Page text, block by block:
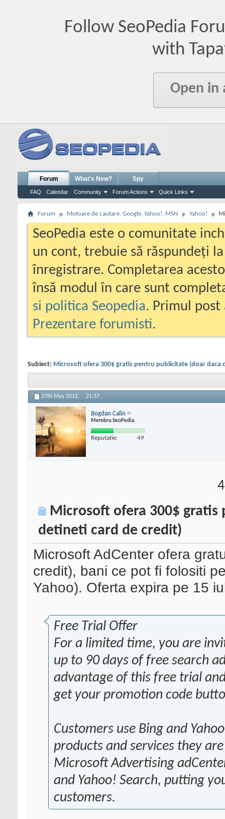
Follow SeoPedia
with
Open in
Forum
FAQ Calendar Community Forum Actions Quick Links
What's New? Spy
Forum Motoare de cautare. Google, Yahoo!, MSN Yahoo!
SeoPedia este o comunitate
un cont, trebuie să răspundeți
înregistrare. Completarea
însă modul în care sunt
si politica Seopedia. Primul
Prezentare forumisti.
Subiect: Microsoft ofera 300$ gratis pentru publicitate (doar daca
27th May 2012, 21:37
Bogdan Calin
Membru SeoPedia
Reputatie: 49
Microsoft ofera 300$
detineti card de credit)
Microsoft AdCenter ofera
credit), bani ce pot fi folositi
Yahoo). Oferta expira pe 15
Free Trial Offer
For a limited time, you are
up to 90 days of free search
advantage of this free trial
get your promotion code
Customers use Bing and
products and services they
Microsoft Advertising
and Yahoo! Search, putting
customers.